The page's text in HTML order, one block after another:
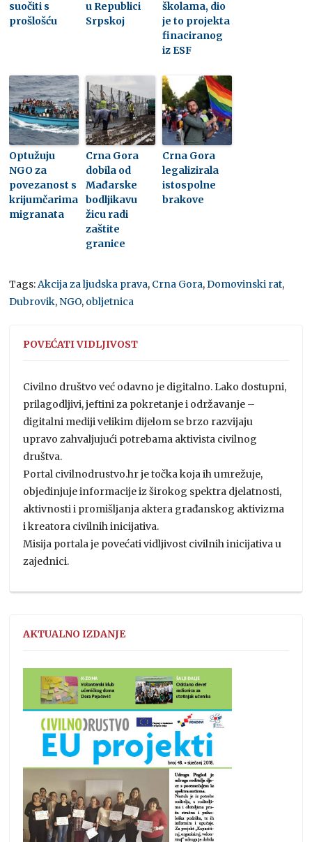
suočiti s
prošlošću
u Republici
Srpskoj
školama, dio
je to projekta
finaciranog
iz ESF
Optužuju
NGO za
povezanost s
krijumčarima
migranata
Crna Gora
dobila od
Mađarske
bodljikavu
žicu radi
zaštite
granice
Crna Gora
legalizirala
istospolne
brakove
Tags:Akcija za ljudska prava, Crna Gora,Domovinski rat,
Dubrovik, NGO, obljetnica
POVEĆATI VIDLJIVOST
Civilno društvo već odavno je digitalno. Lako dostupni,
prilagodljivi, jeftini za pokretanje i održavanje –
digitalni mediji velikim dijelom se brzo razvijaju
upravo zahvaljujući potrebama aktivista civilnog
društva.
Portal civilnodrustvo.hr je točka koja ih umrežuje,
objedinjuje informacije iz širokog spektra djelatnosti,
aktivnosti i promišljanja aktera građanskog aktivizma
i kreatora civilnih inicijativa.
Misija portala je povećati vidljivost civilnih inicijativa u
zajednici.
AKTUALNO IZDANJE